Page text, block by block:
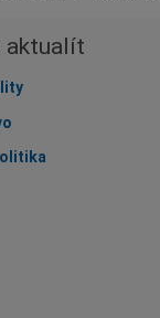
aktualít